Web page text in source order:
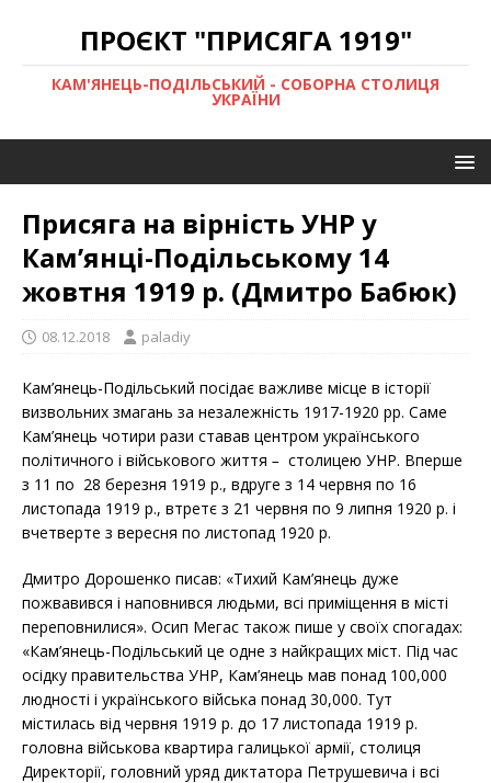
ПРОЄКТ "ПРИСЯГА 1919"
КАМ'ЯНЕЦЬ-ПОДІЛЬСЬКИЙ - СОБОРНА СТОЛИЦЯ
УКРАЇНИ
Присяга на вірність УНР у
Кам’янці-Подільському 14
жовтня 1919 р. (Дмитро Бабюк)
08.12.2018 paladiy
Кам’янець-Подільський посідає важливе місце в історії
визвольних змагань за незалежність 1917-1920 рр. Саме
Кам’янець чотири рази ставав центром українського
політичного і військового життя – столицею УНР. Вперше
з 11 по 28 березня 1919 р., вдруге з 14 червня по 16
листопада 1919 р., втретє з 21 червня по 9 липня 1920 р. і
вчетверте з вересня по листопад 1920 р.
Дмитро Дорошенко писав: «Тихий Кам’янець дуже
пожвавився і наповнився людьми, всі приміщення в місті
переповнилися». Осип Мегас також пише у своїх спогадах:
«Кам’янець-Подільський це одне з найкращих міст. Під час
осідку правительства УНР, Кам’янець мав понад 100,000
людності і українського війська понад 30,000. Тут
містилась від червня 1919 р. до 17 листопада 1919 р.
головна військова квартира галицької армії, столиця
Директорії, головний уряд диктатора Петрушевича і всі